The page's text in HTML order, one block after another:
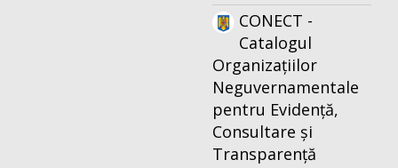
CONECT -
Catalogul
Organizațiilor
Neguvernamentale
pentru Evidență,
Consultare și
Transparență